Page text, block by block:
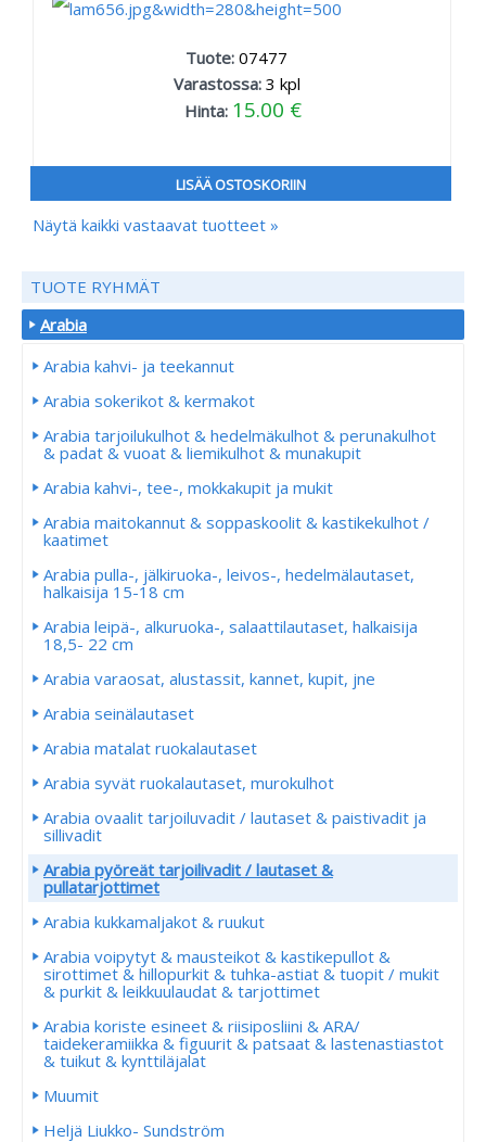
Tuote:07477
Varastossa: 3 kpl
Hinta: 15.00 €
LISÄÄ OSTOSKORIIN
Näytä kaikki vastaavat tuotteet »
TUOTE RYHMÄT
Arabia
Arabia kahvi- ja teekannut
Arabia sokerikot & kermakot
Arabia tarjoilukulhot & hedelmäkulhot & perunakulhot
& padat & vuoat & liemikulhot & munakupit
Arabia kahvi-, tee-, mokkakupit ja mukit
Arabia maitokannut & soppaskoolit & kastikekulhot /
kaatimet
Arabia pulla-, jälkiruoka-, leivos-, hedelmälautaset,
halkaisija 15-18 cm
Arabia leipä-, alkuruoka-, salaattilautaset, halkaisija
18,5- 22 cm
Arabia varaosat, alustassit, kannet, kupit, jne
Arabia seinälautaset
Arabia matalat ruokalautaset
Arabia syvät ruokalautaset, murokulhot
Arabia ovaalit tarjoiluvadit / lautaset & paistivadit ja
sillivadit
Arabia pyöreät tarjoilivadit / lautaset &
pullatarjottimet
Arabia kukkamaljakot & ruukut
Arabia voipytyt & mausteikot & kastikepullot &
sirottimet & hillopurkit & tuhka-astiat & tuopit / mukit
& purkit & leikkuulaudat & tarjottimet
Arabia koriste esineet & riisiposliini & ARA/
taidekeramiikka & figuurit & patsaat & lastenastiastot
& tuikut & kynttiläjalat
Muumit
Heljä Liukko- Sundström